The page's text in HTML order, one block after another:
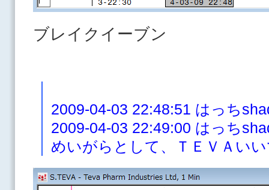
ブレイクイーブン
2009-04-03 22:48:51 はっち
2009-04-03 22:49:00 はっち
めいがらとして、ＴＥＶＡい